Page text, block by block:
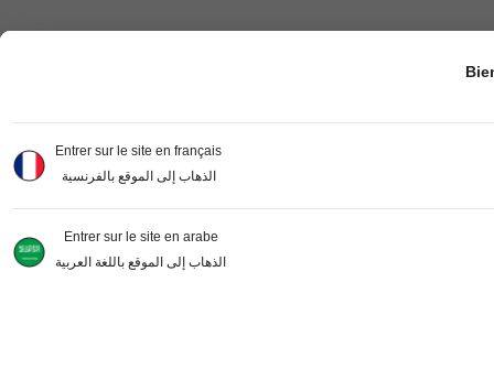
Entrer sur le site en français
الذهاب إلى الموقع بالفرنسية
Entrer sur le site en arabe
الذهاب إلى الموقع باللغة العربية